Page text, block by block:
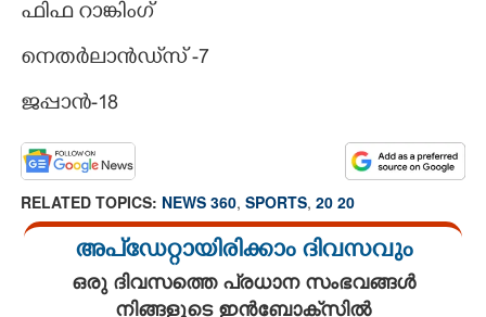
ഫിഫ റാങ്കിംഗ്
നെതർലാൻഡ്‌സ് -7
ജപ്പാൻ-18
RELATED TOPICS: NEWS 360, SPORTS, 20 20
അപ്ഡേറ്റായിരിക്കാം ദിവസവും
ഒരു ദിവസത്തെ പ്രധാന സംഭവങ്ങൾ
നിങ്ങളുടെ ഇൻബോക്സിൽ